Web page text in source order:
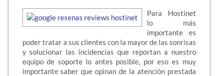
Para Hostinet
lo más
importante es
poder tratar a sus clientes con la mayor de las sonrisas
y solucionar las incidencias que reportan a nuestro
equipo de soporte lo antes posible, por eso es muy
importante saber que opinan de la atención prestada